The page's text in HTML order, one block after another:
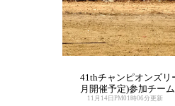
41thチャンピオンズリ
月開催予定)参加チー
11月14日PM01時06分更新